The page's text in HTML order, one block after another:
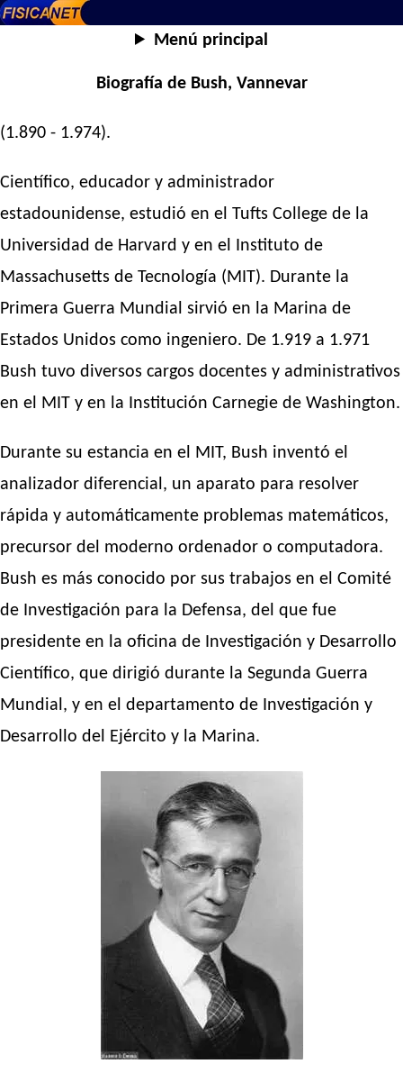
Menú principal
Biografía de Bush, Vannevar
(1.890 - 1.974).
Científico, educador y administrador
estadounidense, estudió en el Tufts College de la
Universidad de Harvard y en el Instituto de
Massachusetts de Tecnología (MIT). Durante la
Primera Guerra Mundial sirvió en la Marina de
Estados Unidos como ingeniero. De 1.919 a 1.971
Bush tuvo diversos cargos docentes y administrativos
en el MIT y en la Institución Carnegie de Washington.
Durante su estancia en el MIT, Bush inventó el
analizador diferencial, un aparato para resolver
rápida y automáticamente problemas matemáticos,
precursor del moderno ordenador o computadora.
Bush es más conocido por sus trabajos en el Comité
de Investigación para la Defensa, del que fue
presidente en la oficina de Investigación y Desarrollo
Científico, que dirigió durante la Segunda Guerra
Mundial, y en el departamento de Investigación y
Desarrollo del Ejército y la Marina.